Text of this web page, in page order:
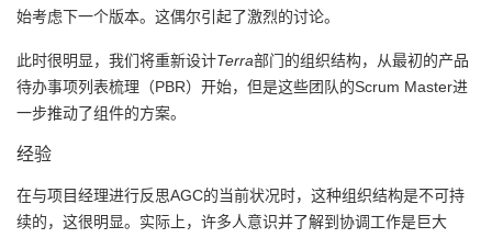
始考虑下一个版本。这偶尔引起了激烈的讨论。
此时很明显，我们将重新设计Terra部门的组织结构，从最初的产品
待办事项列表梳理（PBR）开始，但是这些团队的Scrum Master进
一步推动了组件的方案。
经验
在与项目经理进行反思AGC的当前状况时，这种组织结构是不可持
续的，这很明显。实际上，许多人意识并了解到协调工作是巨大